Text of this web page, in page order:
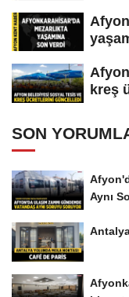
kreş
SON
Aynı